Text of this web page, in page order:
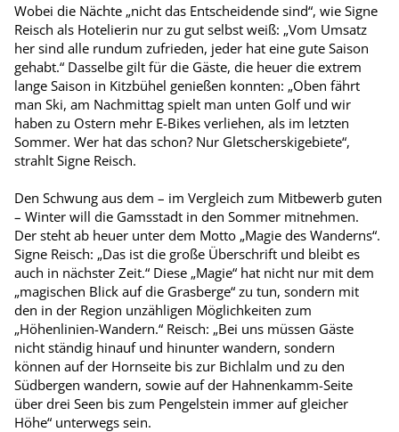
Wobei die Nächte „nicht das Entscheidende sind“, wie Signe
Reisch als Hotelierin nur zu gut selbst weiß: „Vom Umsatz
her sind alle rundum zufrieden, jeder hat eine gute Saison
gehabt.“ Dasselbe gilt für die Gäste, die heuer die extrem
lange Saison in Kitzbühel genießen konnten: „Oben fährt
man Ski, am Nachmittag spielt man unten Golf und wir
haben zu Ostern mehr E-Bikes verliehen, als im letzten
Sommer. Wer hat das schon? Nur Gletscherskigebiete“,
strahlt Signe Reisch.
Den Schwung aus dem – im Vergleich zum Mitbewerb guten
– Winter will die Gamsstadt in den Sommer mitnehmen.
Der steht ab heuer unter dem Motto „Magie des Wanderns“.
Signe Reisch: „Das ist die große Überschrift und bleibt es
auch in nächster Zeit.“ Diese „Magie“ hat nicht nur mit dem
„magischen Blick auf die Grasberge“ zu tun, sondern mit
den in der Region unzähligen Möglichkeiten zum
„Höhenlinien-Wandern.“ Reisch: „Bei uns müssen Gäste
nicht ständig hinauf und hinunter wandern, sondern
können auf der Hornseite bis zur Bichlalm und zu den
Südbergen wandern, sowie auf der Hahnenkamm-Seite
über drei Seen bis zum Pengelstein immer auf gleicher
Höhe“ unterwegs sein.